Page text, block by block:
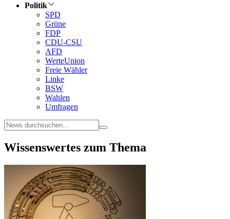
Politik
SPD
Grüne
FDP
CDU-CSU
AFD
WerteUnion
Freie Wähler
Linke
BSW
Wahlen
Umfragen
Wissenswertes zum Thema